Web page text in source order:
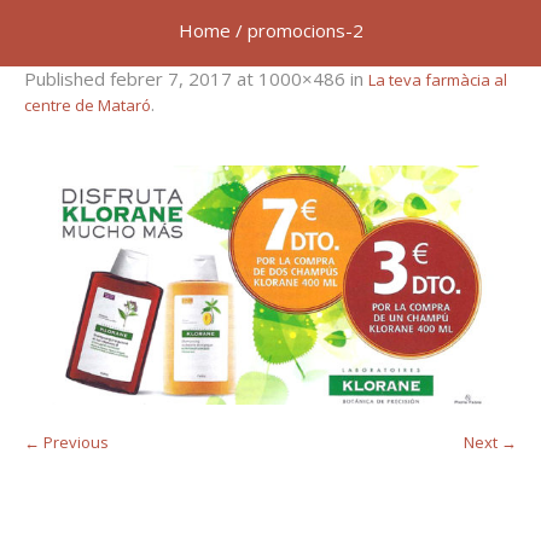
Home / promocions-2
Published febrer 7, 2017 at 1000×486 in La teva farmàcia al
centre de Mataró.
← Previous Next →